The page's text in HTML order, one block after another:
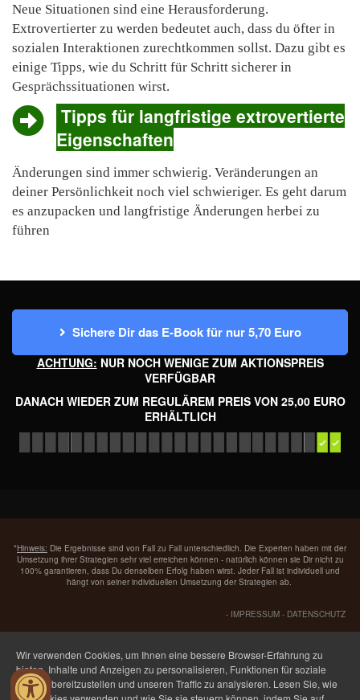
Neue Situationen sind eine Herausforderung.
Extrovertierter zu werden bedeutet auch, dass du öfter in
sozialen Interaktionen zurechtkommen sollst. Dazu gibt es
einige Tipps, wie du Schritt für Schritt sicherer in
Gesprächssituationen wirst.
Tipps für langfristige extrovertierte
Eigenschaften
Änderungen sind immer schwierig. Veränderungen an
deiner Persönlichkeit noch viel schwieriger. Es geht darum
es anzupacken und langfristige Änderungen herbei zu
führen
Sichere Dir das E-Book für nur 5,70 Euro
ACHTUNG: NUR NOCH WENIGE ZUM AKTIONSPREIS
VERFÜGBAR
DANACH WIEDER ZUM REGULÄREM PREIS VON 25,00 EURO
ERHÄLTLICH
*Hinweis: Die Ergebnisse sind von Fall zu Fall unterschiedlich. Die Experten haben mit der
Umsetzung ihrer Strategien sehr viel erreichen können - natürlich können sie Dir nicht zu
100% garantieren, dass Du denselben Erfolg haben wirst. Jeder Fall ist individuell und
hängt von seiner individuellen Umsetzung der Strategien ab.
- IMPRESSUM - DATENSCHUTZ
Wir verwenden Cookies, um Ihnen eine bessere Browser-Erfahrung zu
bieten, Inhalte und Anzeigen zu personalisieren, Funktionen für soziale
Medien bereitzustellen und unseren Traffic zu analysieren. Lesen Sie, wie